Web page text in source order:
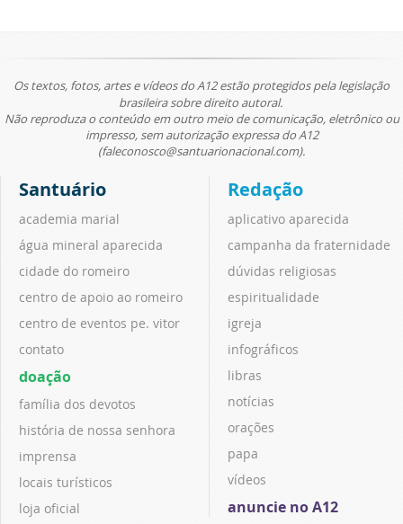
Os textos, fotos, artes e vídeos do A12 estão protegidos pela legislação
brasileira sobre direito autoral.
Não reproduza o conteúdo em outro meio de comunicação, eletrônico ou
impresso, sem autorização expressa do A12
(faleconosco@santuarionacional.com).
Santuário
academia marial
água mineral aparecida
cidade do romeiro
centro de apoio ao romeiro
centro de eventos pe. vitor
contato
doação
família dos devotos
história de nossa senhora
imprensa
locais turísticos
loja oficial
Redação
aplicativo aparecida
campanha da fraternidade
dúvidas religiosas
espiritualidade
igreja
infográficos
libras
notícias
orações
papa
vídeos
anuncie no A12